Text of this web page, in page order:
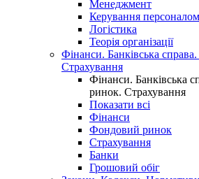
Менеджмент
Керування персоналом
Логістика
Теорія організації
Фінанси. Банківська
Страхування
Фінанси. Банківська
ринок. Страхування
Показати всі
Фінанси
Фондовий ринок
Страхування
Банки
Грошовий обіг